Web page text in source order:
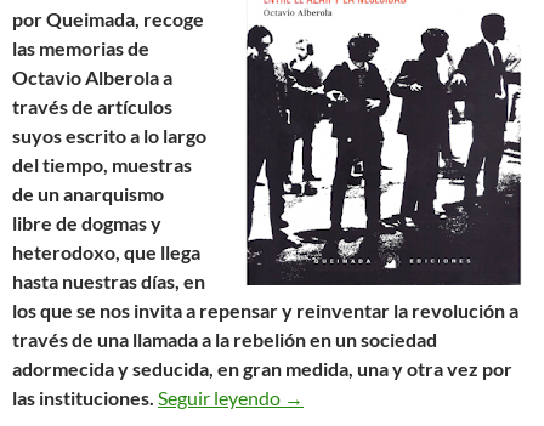
por Queimada, recoge
las memorias de
Octavio Alberola a
través de artículos
suyos escrito a lo largo
del tiempo, muestras
de un anarquismo
libre de dogmas y
heterodoxo, que llega
hasta nuestras días, en
los que se nos invita a repensar y reinventar la revolución a
través de una llamada a la rebelión en un sociedad
adormecida y seducida, en gran medida, una y otra vez por
las instituciones. Seguir leyendo Revolución o colapso. Entre
→